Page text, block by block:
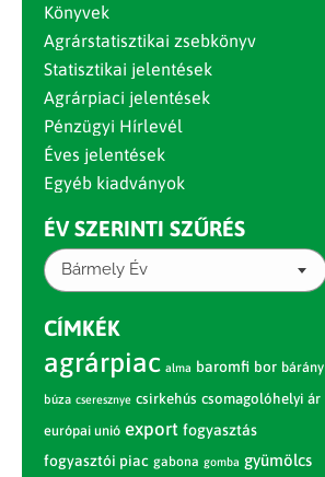
Könyvek
Agrárstatisztikai zsebkönyv
Statisztikai jelentések
Agrárpiaci jelentések
Pénzügyi Hírlevél
Éves jelentések
Egyéb kiadványok
ÉV SZERINTI SZŰRÉS
Bármely Év
CÍMKÉK
agrárpiac alma baromfi bor bárány
búza cseresznye csirkehús csomagolóhelyi ár
európai unió export fogyasztás
fogyasztói piac gabona gomba gyümölcs